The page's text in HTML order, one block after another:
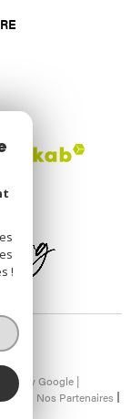
by Google |
Admin
Nos Partenaires
!